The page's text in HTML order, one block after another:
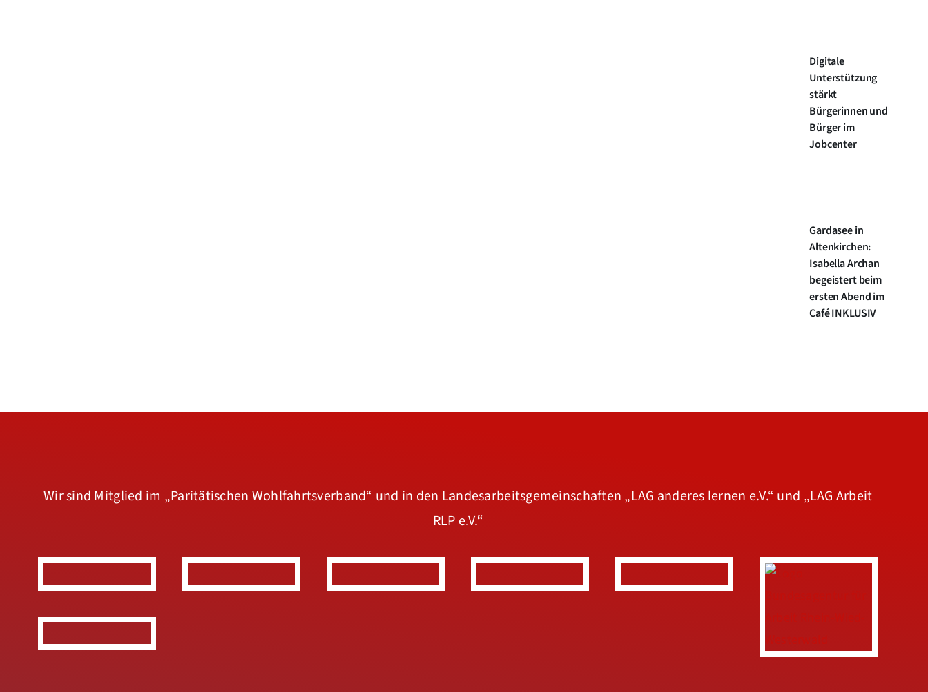
Digitale
Unterstützung
stärkt
Bürgerinnen und
Bürger im
Jobcenter
Gardasee in
Altenkirchen:
Isabella Archan
begeistert beim
ersten Abend im
Café INKLUSIV
Wir sind Mitglied im „Paritätischen Wohlfahrtsverband“ und in den Landesarbeitsgemeinschaften „LAG anderes lernen e.V.“ und „LAG Arbeit
RLP e.V.“